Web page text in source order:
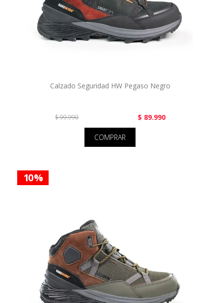
Calzado Seguridad HW Pegaso Negro
$ 99.990 $ 89.990
COMPRAR
10 %